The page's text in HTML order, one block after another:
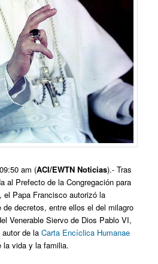
am (ACI/EWTN Noticias).- Tras
al Prefecto de la Congregación para
Papa Francisco autorizó la
de decretos, entre ellos el del milagro
Venerable Siervo de Dios Pablo VI,
autor de laCarta Encíclica Humanae
la vida y la familia.